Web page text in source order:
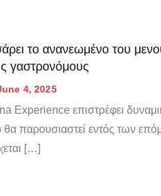
το ανανεωμένο του
γαστρονόμους
4, 2025
Experience επιστρέφει
θα παρουσιαστεί εντός των
[…]